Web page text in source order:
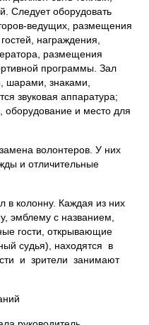
Следует оборудовать
ведущих, размещения
награждения,
размещения
программы. Зал
шарами, знаками,
звуковая аппаратура;
оборудование и место для
волонтеров. У них
и отличительные
в колонну. Каждая из них
эмблему с названием,
гости, открывающие
судья), находятся в
и зрители занимают